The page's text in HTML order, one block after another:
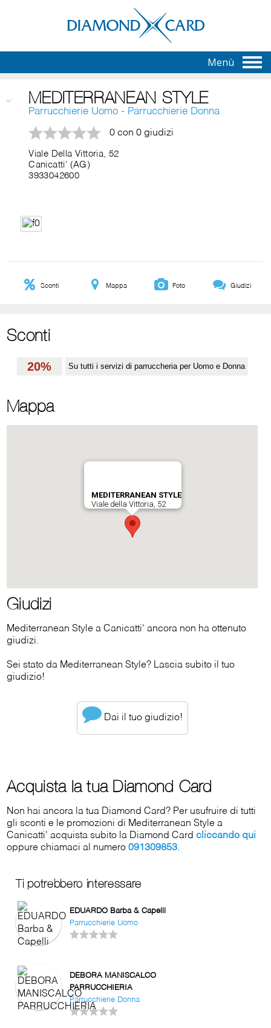
Menù
MEDITERRANEAN STYLE
Parrucchierie Uomo - Parrucchierie Donna
0 con 0 giudizi
Viale Della Vittoria, 52
Canicatti' (AG)
3933042600
Sconti Mappa Foto Giudizi
Sconti
20% Su tutti i servizi di parruccheria per Uomo e Donna
Mappa
Giudizi
Mediterranean Style a Canicatti' ancora non ha ottenuto
giudizi.
Sei stato da Mediterranean Style? Lascia subito il tuo
giudizio!
Dai il tuo giudizio!
Acquista la tua Diamond Card
Non hai ancora la tua Diamond Card? Per usufruire di tutti
gli sconti e le promozioni di Mediterranean Style a
Canicatti' acquista subito la Diamond Cardcliccando qui
oppure chiamaci al numero091309853.
Ti potrebbero interessare
EDUARDO Barba & Capelli
Parrucchierie Uomo
DEBORA MANISCALCO
PARRUCCHIERIA
Parrucchierie Donna